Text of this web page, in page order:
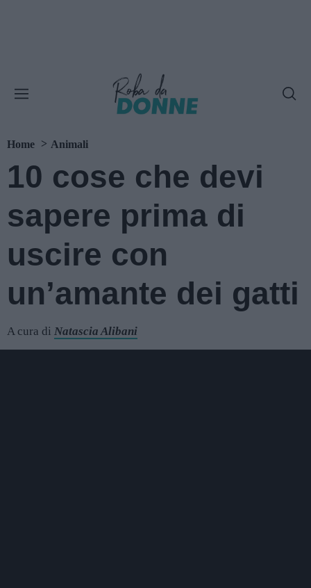
Home Animali
10 cose che devi
sapere prima di
uscire con
un’amante dei gatti
A cura di Natascia Alibani